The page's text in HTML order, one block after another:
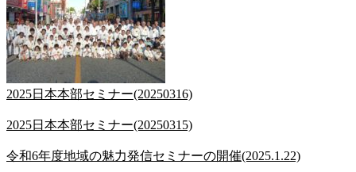
2025日本本部セミナー(20250316)
2025日本本部セミナー(20250315)
令和6年度地域の魅力発信セミナーの開催(2025.1.22)